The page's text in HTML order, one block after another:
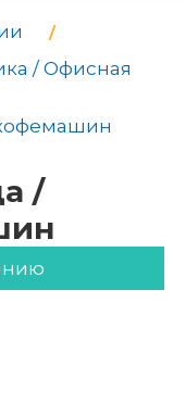
/ Офисная
/